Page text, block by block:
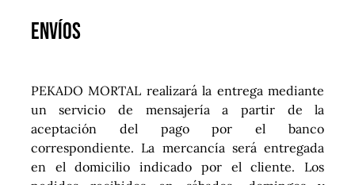
Envíos
PEKADO MORTAL realizará la entrega mediante
un servicio de mensajería a partir de la
aceptación del pago por el banco
correspondiente. La mercancía será entregada
en el domicilio indicado por el cliente. Los